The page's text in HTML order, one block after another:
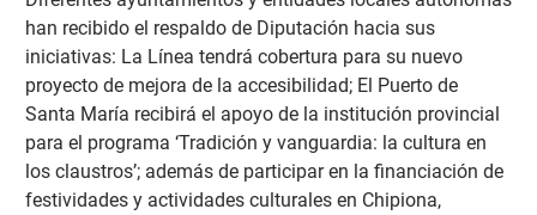
han recibido el respaldo de Diputación hacia sus
iniciativas: La Línea tendrá cobertura para su nuevo
proyecto de mejora de la accesibilidad; El Puerto de
Santa María recibirá el apoyo de la institución provincial
para el programa ‘Tradición y vanguardia: la cultura en
los claustros’; además de participar en la financiación de
festividades y actividades culturales en Chipiona,